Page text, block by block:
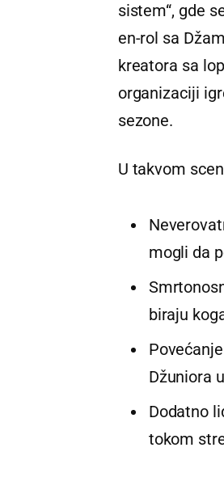
sistem“, gde
en-rol sa
kreatora sa
organizaciji
sezone.
U takvom
mogli da
biraju
Džuniora
Dodatno
tokom